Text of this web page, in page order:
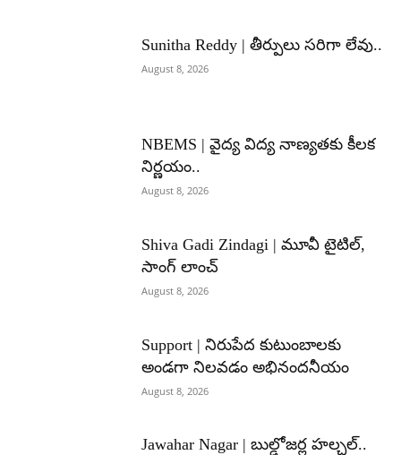
Sunitha Reddy | తీర్పులు సరిగా లేవు..
August 8, 2026
NBEMS | వైద్య విద్య నాణ్యతకు కీలక
నిర్ణయం..
August 8, 2026
Shiva Gadi Zindagi | మూవీ టైటిల్,
సాంగ్ లాంచ్
August 8, 2026
Support | నిరుపేద కుటుంబాలకు
అండగా నిలవడం అభినందనీయం
August 8, 2026
Jawahar Nagar | బుల్డోజర్ల హల్చల్..